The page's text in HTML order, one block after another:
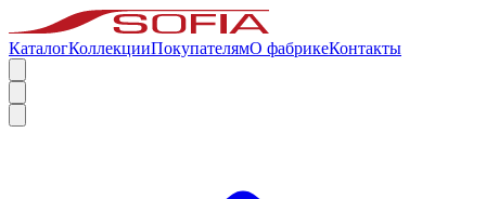
КаталогКоллекцииПокупателямО фабрикеКонтакты